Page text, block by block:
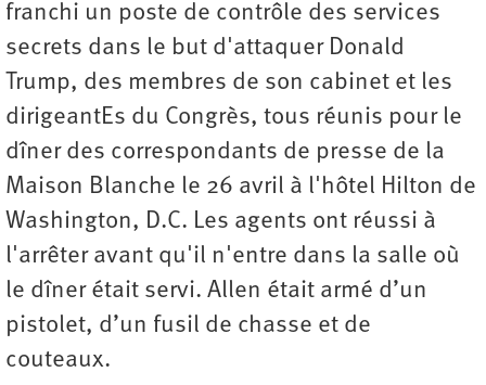
franchi un poste de contrôle des services
secrets dans le but d'attaquer Donald
Trump, des membres de son cabinet et les
dirigeantEs du Congrès, tous réunis pour le
dîner des correspondants de presse de la
Maison Blanche le 26 avril à l'hôtel Hilton de
Washington, D.C. Les agents ont réussi à
l'arrêter avant qu'il n'entre dans la salle où
le dîner était servi. Allen était armé d’un
pistolet, d’un fusil de chasse et de
couteaux.